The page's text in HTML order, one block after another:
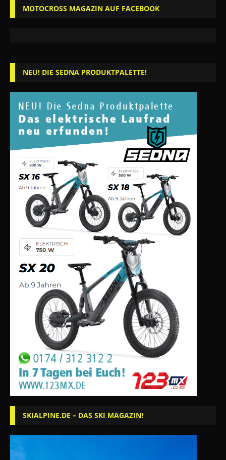
MOTOCROSS MAGAZIN AUF FACEBOOK
NEU! DIE SEDNA PRODUKTPALETTE!
SKIALPINE.DE – DAS SKI MAGAZIN!